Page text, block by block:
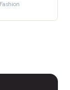
Fashion